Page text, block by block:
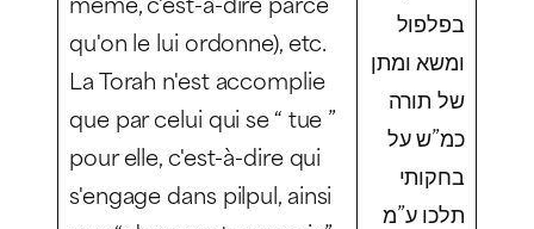
qu'on le lui ordonne), etc.
La Torah n'est accomplie
que par celui qui se “ tue ”
pour elle, c'est-à-dire qui
s'engage dans pilpul, ainsi
בפלפול
ומשא ומתן
של תורה
כמ”ש על
בחקותי
תלכו ע”מ